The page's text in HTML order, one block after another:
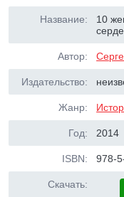
Название:
10
Автор:
Издательство:
Жанр:
Год: 2014
ISBN: 978-
Скачать: